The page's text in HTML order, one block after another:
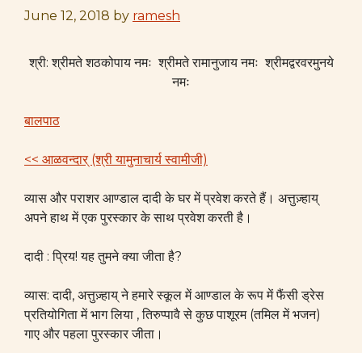
June 12, 2018 by ramesh
श्री: श्रीमते शठकोपाय नमः श्रीमते रामानुजाय नमः श्रीमद्वरवरमुनये
नमः
बालपाठ
<< आळवन्दार् (श्री यामुनाचार्य स्वामीजी)
व्यास और पराशर आण्डाल दादी के घर में प्रवेश करते हैं। अत्तुज़्हाय्
अपने हाथ में एक पुरस्कार के साथ प्रवेश करती है।
दादी : प्रिय! यह तुमने क्या जीता है?
व्यास: दादी, अत्तुज़्हाय् ने हमारे स्कूल में आण्डाल के रूप में फैंसी ड्रेस
प्रतियोगिता में भाग लिया , तिरुप्पावै से कुछ पाशूरम (तमिल में भजन)
गाए और पहला पुरस्कार जीता।